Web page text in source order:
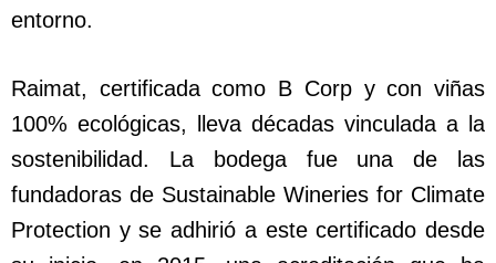
entorno.
Raimat, certificada como B Corp y con viñas
100% ecológicas, lleva décadas vinculada a la
sostenibilidad. La bodega fue una de las
fundadoras de Sustainable Wineries for Climate
Protection y se adhirió a este certificado desde